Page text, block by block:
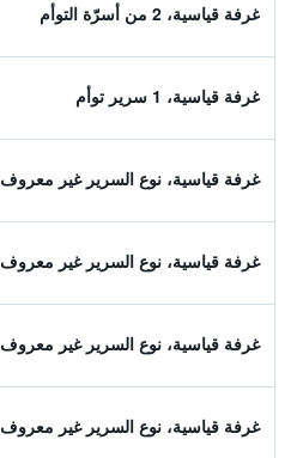
غرفة قياسية، 2 من أسرّة التوأم
غرفة قياسية، 1 سرير توأم
غرفة قياسية، نوع السرير غير معروف
غرفة قياسية، نوع السرير غير معروف
غرفة قياسية، نوع السرير غير معروف
غرفة قياسية، نوع السرير غير معروف